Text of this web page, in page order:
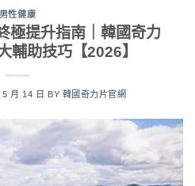
男性健康
極提升指南｜韓國奇力
輔助技巧【2026】
月 14 日 BY 韓國奇力片官網